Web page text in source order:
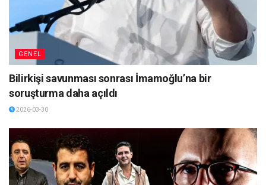
GENEL
Bilirkişi savunması sonrası İmamoğlu’na bir
soruşturma daha açıldı
2026-03-30